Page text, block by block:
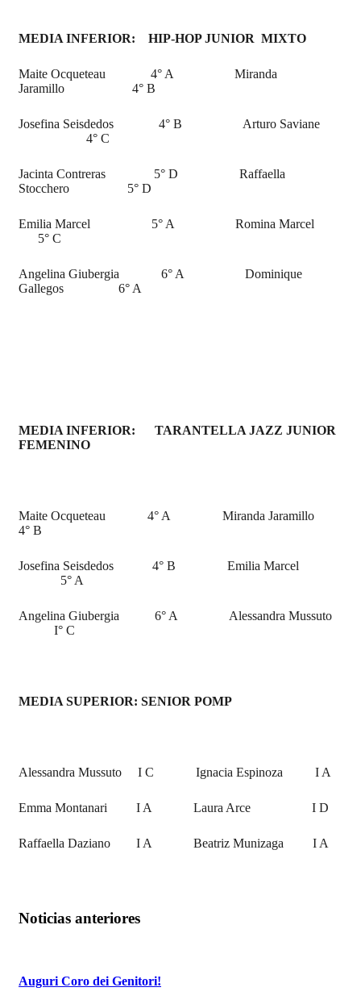
MEDIA INFERIOR: HIP-HOP JUNIOR MIXTO
Maite Ocqueteau 4° A Miranda
Jaramillo 4° B
Josefina Seisdedos 4° B Arturo Saviane
4° C
Jacinta Contreras 5° D Raffaella
Stocchero 5° D
Emilia Marcel 5° A Romina Marcel
5° C
Angelina Giubergia 6° A Dominique
Gallegos 6° A
MEDIA INFERIOR: TARANTELLA JAZZ JUNIOR
FEMENINO
Maite Ocqueteau 4° A Miranda Jaramillo
4° B
Josefina Seisdedos 4° B Emilia Marcel
5° A
Angelina Giubergia 6° A Alessandra Mussuto
I° C
MEDIA SUPERIOR: SENIOR POMP
Alessandra Mussuto I C Ignacia Espinoza I A
Emma Montanari I A Laura Arce I D
Raffaella Daziano I A Beatriz Munizaga I A
Noticias anteriores
Auguri Coro dei Genitori!